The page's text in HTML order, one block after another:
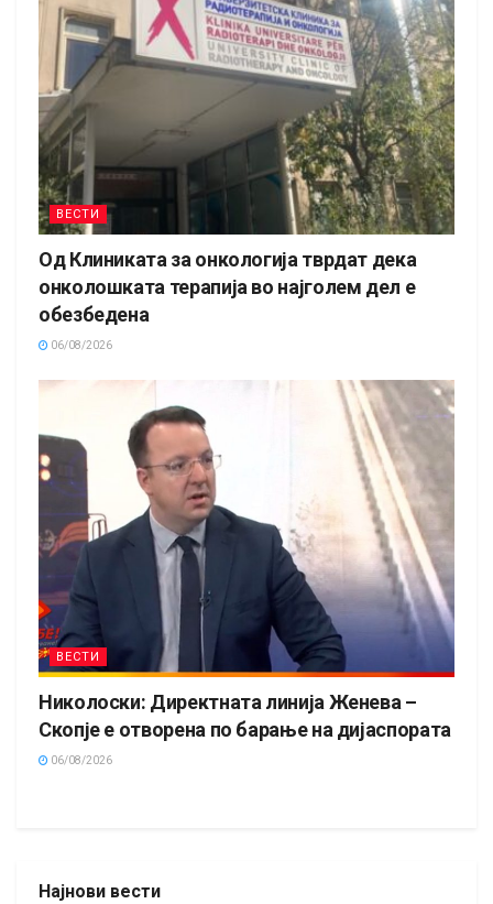
ВЕСТИ
Од Клиниката за онкологија тврдат дека
онколошката терапија во најголем дел е
обезбедена
06/08/2026
ВЕСТИ
Николоски: Директната линија Женева –
Скопје е отворена по барање на дијаспората
06/08/2026
Најнови вести